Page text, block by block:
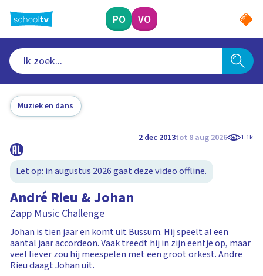
naar
hoofdinhoud
PO VO
Muziek en dans
2 dec 2013tot 8 aug 2026 1.1k
Let op: in augustus 2026 gaat deze video offline.
André Rieu & Johan
Zapp Music Challenge
Johan is tien jaar en komt uit Bussum. Hij speelt al een
aantal jaar accordeon. Vaak treedt hij in zijn eentje op, maar
veel liever zou hij meespelen met een groot orkest. Andre
Rieu daagt Johan uit.